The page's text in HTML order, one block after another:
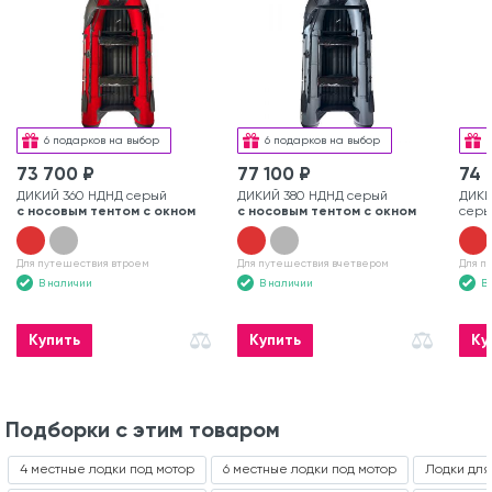
6 подарков на выбор
73 700 ₽
ДИКИЙ 360 НДНД серый
с носовым тентом с окном
Для путешествия втроем
В наличии
Купить
6 подарков на выбор
77 100 ₽
ДИКИЙ 380 НДНД серый
с носовым тентом с окном
Для путешествия вчетвером
В наличии
Купить
74
Для
В
Подборки с этим товаром
4 местные лодки под мотор 6 местные лодки под мотор Лодки